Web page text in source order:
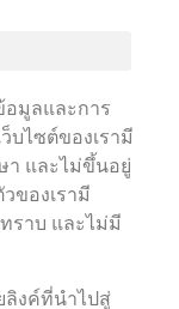
อมูลและการ
บไซต์ของเรามี
า และไม่ขึ้นอยู่
ของเรามี
ราบ และไม่มี
ลิงค์ที่นำไปสู่